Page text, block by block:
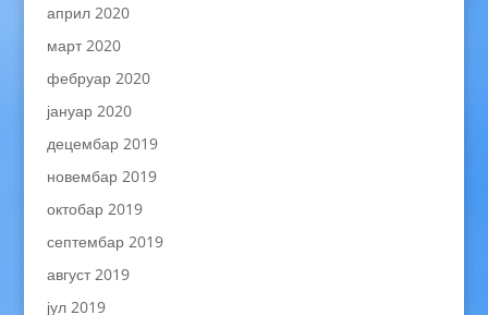
април 2020
март 2020
фебруар 2020
јануар 2020
децембар 2019
новембар 2019
октобар 2019
септембар 2019
август 2019
јул 2019